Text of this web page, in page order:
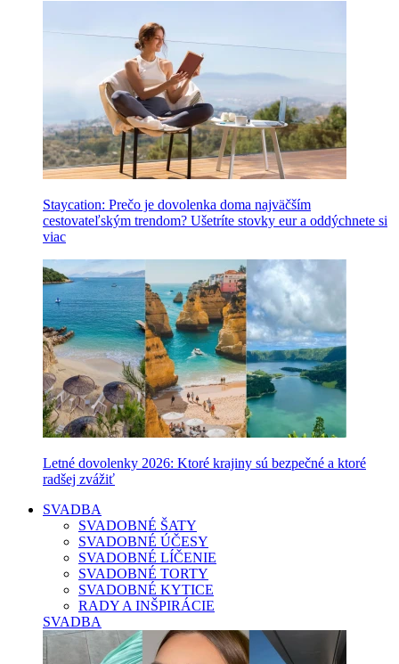
Staycation: Prečo je dovolenka doma najväčším
cestovateľským trendom? Ušetríte stovky eur a oddýchnete si
viac
Letné dovolenky 2026: Ktoré krajiny sú bezpečné a ktoré
radšej zvážiť
SVADBA
SVADOBNÉ ŠATY
SVADOBNÉ ÚČESY
SVADOBNÉ LÍČENIE
SVADOBNÉ TORTY
SVADOBNÉ KYTICE
RADY A INŠPIRÁCIE
SVADBA